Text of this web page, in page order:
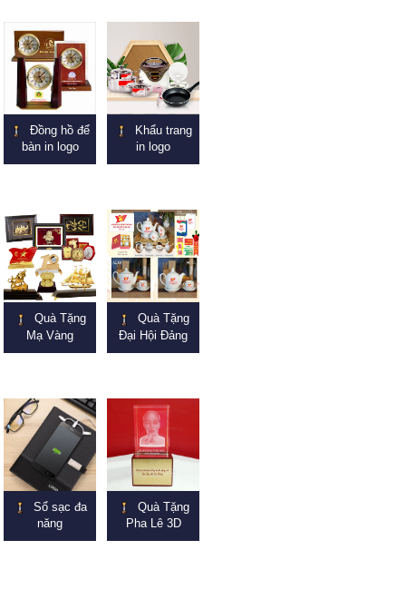
Đồng hồ để
bàn in logo
Khẩu trang
in logo
Quà Tặng
Mạ Vàng
Quà Tặng
Đại Hội Đảng
Sổ sạc đa
năng
Quà Tặng
Pha Lê 3D